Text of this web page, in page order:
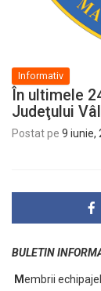
Informativ
În ultimele
Judeţului
Postat pe 9 iunie,
BULETIN
Membrii